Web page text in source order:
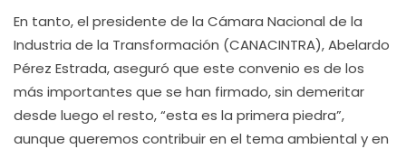
En tanto, el presidente de la Cámara Nacional de la
Industria de la Transformación (CANACINTRA), Abelardo
Pérez Estrada, aseguró que este convenio es de los
más importantes que se han firmado, sin demeritar
desde luego el resto, “esta es la primera piedra”,
aunque queremos contribuir en el tema ambiental y en